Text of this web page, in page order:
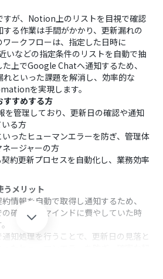
すが、Notion上のリストを目視で確認
する作業は手間がかかり、更新漏れの
ワークフローは、指定した日時に
いなどの指定条件のリストを自動で抽
上でGoogle Chatへ通知するため、
といった課題を解消し、効率的な
を実現します。
すめする方
管理しており、更新日の確認や通知
る方
ったヒューマンエラーを防ぎ、管理体
ージャーの方
約更新プロセスを自動化し、業務効率
メリット
情報を自動で取得し通知するため、
確認やリマインドに費やしていた時
知処理を行うことで、更新日の見落と